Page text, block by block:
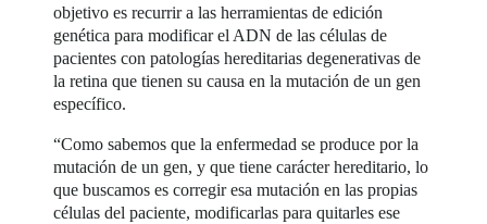
objetivo es recurrir a las herramientas de edición
genética para modificar el ADN de las células de
pacientes con patologías hereditarias degenerativas de
la retina que tienen su causa en la mutación de un gen
específico.
“Como sabemos que la enfermedad se produce por la
mutación de un gen, y que tiene carácter hereditario, lo
que buscamos es corregir esa mutación en las propias
células del paciente, modificarlas para quitarles ese